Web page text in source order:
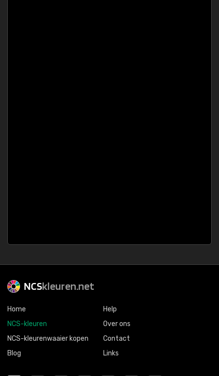
NCSkleuren.net
Home
NCS-kleuren
NCS-kleurenwaaier kopen
Blog
Help
Over ons
Contact
Links